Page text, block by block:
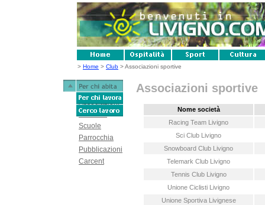
Associazioni
Iniziative
Scuole
Parrocchia
Pubblicazioni
Carcent
> Home > Club > Associazioni sportive
Associazioni sportive
Nome società
Racing Team Livigno
Sci Club Livigno
Snowboard Club Livigno
Telemark Club Livigno
Tennis Club Livigno
Unione Ciclisti Livigno
Unione Sportiva Livignese